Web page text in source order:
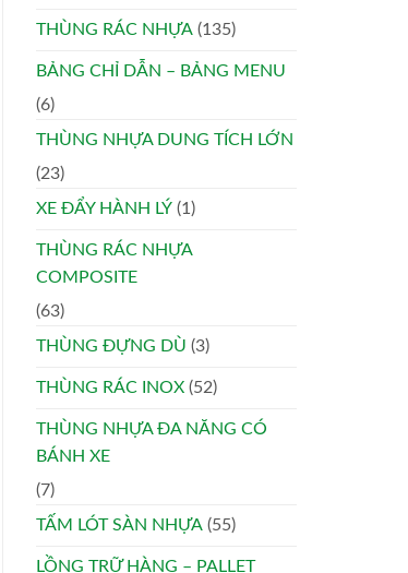
THÙNG RÁC NHỰA (135)
BẢNG CHỈ DẪN – BẢNG MENU
(6)
THÙNG NHỰA DUNG TÍCH LỚN
(23)
XE ĐẨY HÀNH LÝ (1)
THÙNG RÁC NHỰA
COMPOSITE
(63)
THÙNG ĐỰNG DÙ (3)
THÙNG RÁC INOX (52)
THÙNG NHỰA ĐA NĂNG CÓ
BÁNH XE
(7)
TẤM LÓT SÀN NHỰA (55)
LỒNG TRỮ HÀNG – PALLET